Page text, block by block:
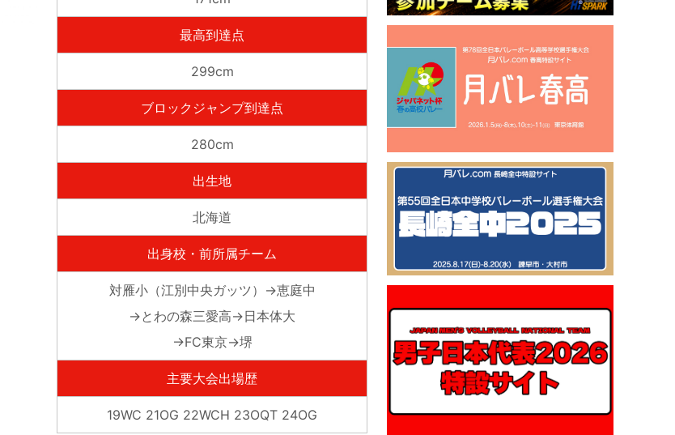
最高到達点
299cm
ブロックジャンプ到達点
280cm
出生地
北海道
出身校・前所属チーム
対雁小（江別中央ガッツ）→恵庭中
→とわの森三愛高→日本体大
→FC東京→堺
主要大会出場歴
19WC 21OG 22WCH 23OQT 24OG